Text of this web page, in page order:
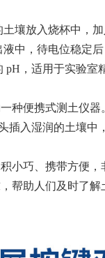
壤放入烧杯中，
中，待电位稳定后
，适用于实验
种便携式测土仪
插入湿润的土壤中
小巧、携带方便
帮助人们及时了